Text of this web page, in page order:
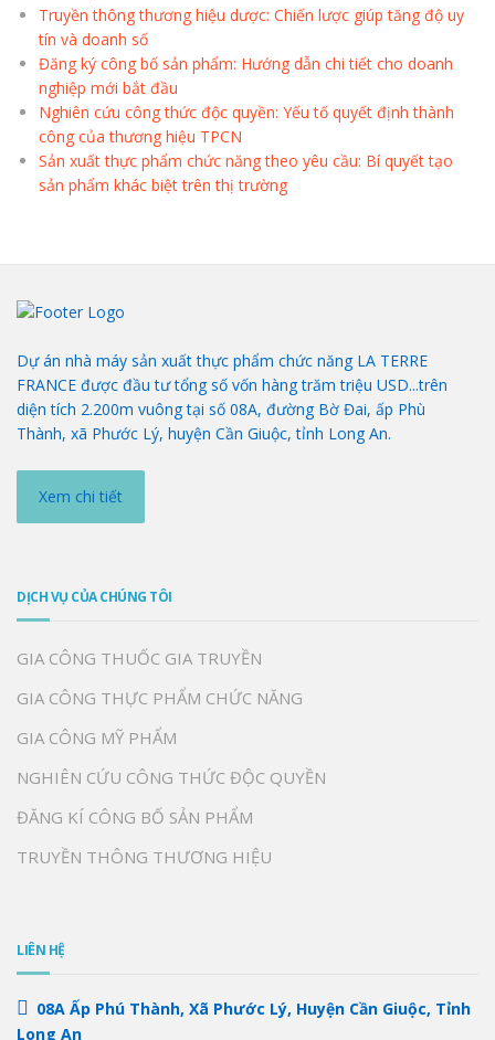
Truyền thông thương hiệu dược: Chiến lược giúp tăng độ uy
tín và doanh số
Đăng ký công bố sản phẩm: Hướng dẫn chi tiết cho doanh
nghiệp mới bắt đầu
Nghiên cứu công thức độc quyền: Yếu tố quyết định thành
công của thương hiệu TPCN
Sản xuất thực phẩm chức năng theo yêu cầu: Bí quyết tạo
sản phẩm khác biệt trên thị trường
Dự án nhà máy sản xuất thực phẩm chức năng LA TERRE
FRANCE được đầu tư tổng số vốn hàng trăm triệu USD...trên
diện tích 2.200m vuông tại số 08A, đường Bờ Đai, ấp Phù
Thành, xã Phước Lý, huyện Cần Giuộc, tỉnh Long An.
Xem chi tiết
DỊCH VỤ CỦA CHÚNG TÔI
GIA CÔNG THUỐC GIA TRUYỀN
GIA CÔNG THỰC PHẨM CHỨC NĂNG
GIA CÔNG MỸ PHẨM
NGHIÊN CỨU CÔNG THỨC ĐỘC QUYỀN
ĐĂNG KÍ CÔNG BỐ SẢN PHẨM
TRUYỀN THÔNG THƯƠNG HIỆU
LIÊN HỆ
08A Ấp Phú Thành, Xã Phước Lý, Huyện Cần Giuộc, Tỉnh
Long An